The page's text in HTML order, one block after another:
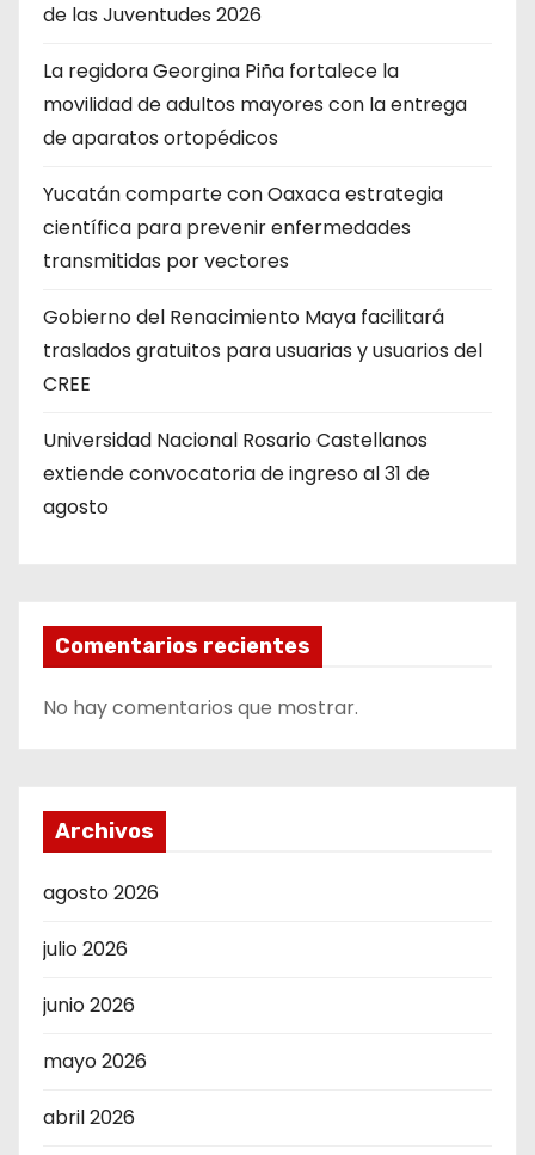
de las Juventudes 2026
La regidora Georgina Piña fortalece la
movilidad de adultos mayores con la entrega
de aparatos ortopédicos
Yucatán comparte con Oaxaca estrategia
científica para prevenir enfermedades
transmitidas por vectores
Gobierno del Renacimiento Maya facilitará
traslados gratuitos para usuarias y usuarios del
CREE
Universidad Nacional Rosario Castellanos
extiende convocatoria de ingreso al 31 de
agosto
Comentarios recientes
No hay comentarios que mostrar.
Archivos
agosto 2026
julio 2026
junio 2026
mayo 2026
abril 2026